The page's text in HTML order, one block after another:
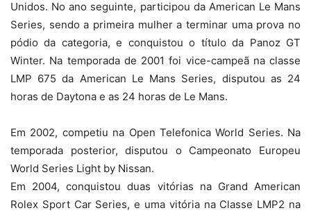
Unidos. No ano seguinte, participou da American Le Mans
Series, sendo a primeira mulher a terminar uma prova no
pódio da categoria, e conquistou o título da Panoz GT
Winter. Na temporada de 2001 foi vice-campeã na classe
LMP 675 da American Le Mans Series, disputou as 24
horas de Daytona e as 24 horas de Le Mans.
Em 2002, competiu na Open Telefonica World Series. Na
temporada posterior, disputou o Campeonato Europeu
World Series Light by Nissan.
Em 2004, conquistou duas vitórias na Grand American
Rolex Sport Car Series, e uma vitória na Classe LMP2 na